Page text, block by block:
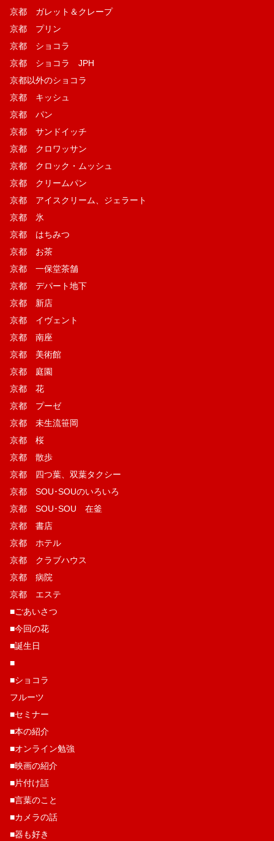
京都 ガレット＆クレープ
京都 プリン
京都 ショコラ
京都 ショコラ JPH
京都以外のショコラ
京都 キッシュ
京都 パン
京都 サンドイッチ
京都 クロワッサン
京都 クロック・ムッシュ
京都 クリームパン
京都 アイスクリーム、ジェラート
京都 氷
京都 はちみつ
京都 お茶
京都 一保堂茶舗
京都 デパート地下
京都 新店
京都 イヴェント
京都 南座
京都 美術館
京都 庭園
京都 花
京都 プーゼ
京都 未生流笹岡
京都 桜
京都 散歩
京都 四つ葉、双葉タクシー
京都 SOU･SOUのいろいろ
京都 SOU･SOU 在釜
京都 書店
京都 ホテル
京都 クラブハウス
京都 病院
京都 エステ
■ごあいさつ
■今回の花
■誕生日
■
■ショコラ
フルーツ
■セミナー
■本の紹介
■オンライン勉強
■映画の紹介
■片付け話
■言葉のこと
■カメラの話
■器も好き